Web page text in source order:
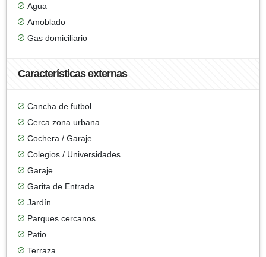
Agua
Amoblado
Gas domiciliario
Características externas
Cancha de futbol
Cerca zona urbana
Cochera / Garaje
Colegios / Universidades
Garaje
Garita de Entrada
Jardín
Parques cercanos
Patio
Terraza